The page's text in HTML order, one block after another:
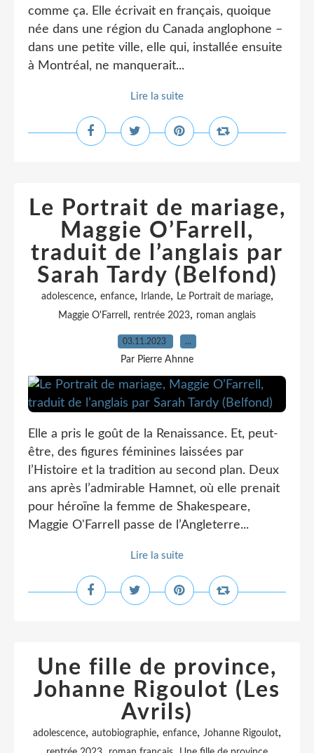
comme ça. Elle écrivait en français, quoique
née dans une région du Canada anglophone –
dans une petite ville, elle qui, installée ensuite
à Montréal, ne manquerait...
Lire la suite
Le Portrait de mariage,
Maggie O’Farrell,
traduit de l’anglais par
Sarah Tardy (Belfond)
adolescence, enfance, Irlande, Le Portrait de mariage,
Maggie O'Farrell , rentrée 2023, roman anglais
03.11.2023 …
Par Pierre Ahnne
Elle a pris le goût de la Renaissance. Et, peut-
être, des figures féminines laissées par
l’Histoire et la tradition au second plan. Deux
ans après l’admirable Hamnet, où elle prenait
pour héroïne la femme de Shakespeare,
Maggie O'Farrell passe de l’Angleterre...
Lire la suite
Une fille de province,
Johanne Rigoulot (Les
Avrils)
adolescence, autobiographie, enfance, Johanne Rigoulot,